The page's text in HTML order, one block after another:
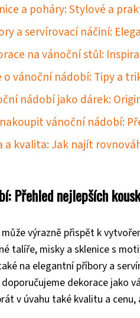
a poháry: Stylové a
a servírovací náčiní:
na vánoční stůl:
o vánoční nádobí: Tipy a
nádobí jako dárek:
vánoční nádobí:
a kvalita: Jak najít
Přehled nejlepších
výrazně přispět k
talíře, misky a sklenice s
na elegantní příbory a
dekorace jako
v úvahu také kvalitu a